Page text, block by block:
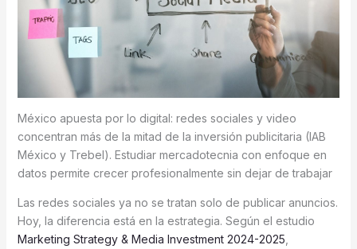
México apuesta por lo digital: redes sociales y video
concentran más de la mitad de la inversión publicitaria (IAB
México y Trebel). Estudiar mercadotecnia con enfoque en
datos permite crecer profesionalmente sin dejar de trabajar
Las redes sociales ya no se tratan solo de publicar anuncios.
Hoy, la diferencia está en la estrategia. Según el estudio
Marketing Strategy & Media Investment 2024-2025